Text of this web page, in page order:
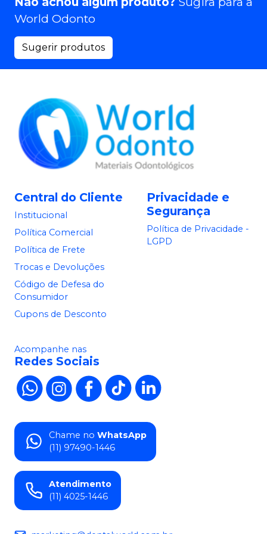
World Odonto
Sugerir produtos
Central do Cliente
Institucional
Política Comercial
Política de Frete
Trocas e Devoluções
Código de Defesa do
Consumidor
Cupons de Desconto
Privacidade e
Segurança
Política de Privacidade -
LGPD
Acompanhe nas
Redes Sociais
Chame no WhatsApp
(11) 97490-1446
Atendimento
(11) 4025-1446